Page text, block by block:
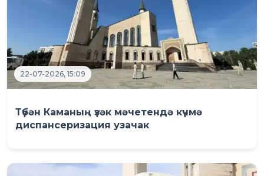
22-07-2026, 15:09
Түбән Каманың үзәк мәчетендә күчмә
диспансеризация узачак